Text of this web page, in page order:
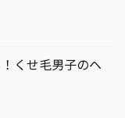
くせ毛男子のヘ